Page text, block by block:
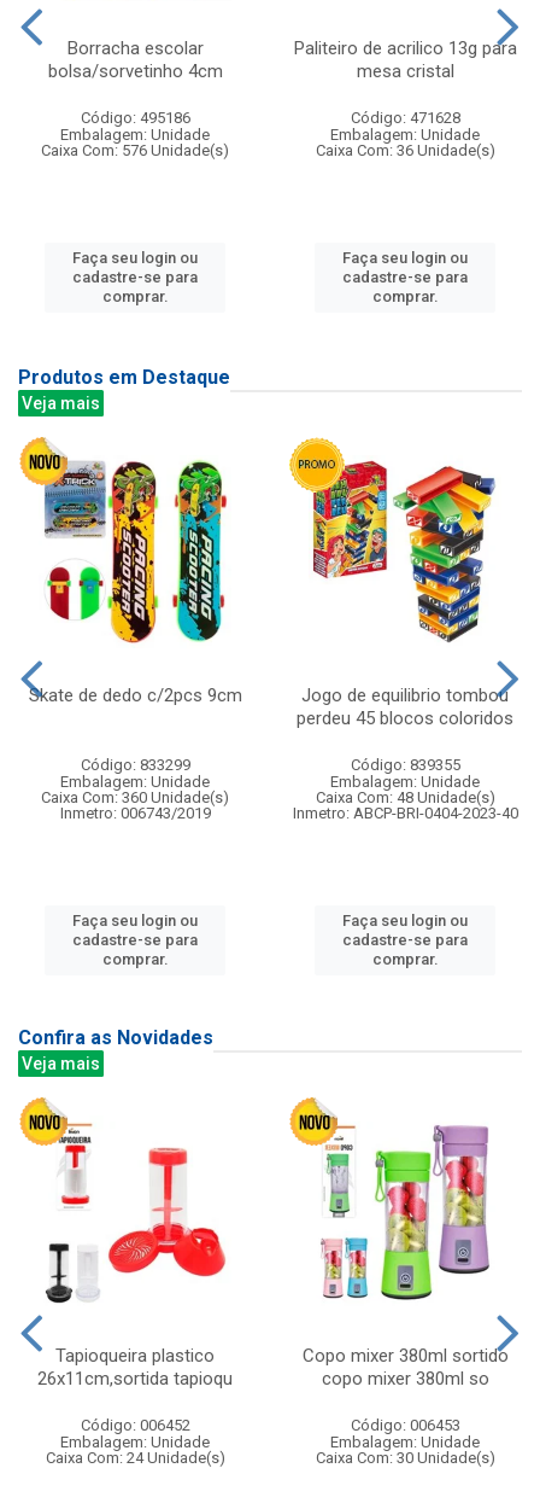
Borracha escolar
bolsa/sorvetinho 4cm
Código: 495186
Embalagem: Unidade
Caixa Com: 576 Unidade(s)
Faça seu login ou
cadastre-se para
comprar.
Paliteiro de acrilico 13g para
mesa cristal
Código: 471628
Embalagem: Unidade
Caixa Com: 36 Unidade(s)
Faça seu login ou
cadastre-se para
comprar.
Produtos em Destaque
Veja mais
Skate de dedo c/2pcs 9cm
Código: 833299
Embalagem: Unidade
Caixa Com: 360 Unidade(s)
Inmetro: 006743/2019
Faça seu login ou
cadastre-se para
comprar.
Jogo de equilibrio tombou
perdeu 45 blocos coloridos
Código: 839355
Embalagem: Unidade
Caixa Com: 48 Unidade(s)
Inmetro: ABCP-BRI-0404-2023-40
Faça seu login ou
cadastre-se para
comprar.
Confira as Novidades
Veja mais
Tapioqueira plastico
26x11cm,sortida tapioqu
Código: 006452
Embalagem: Unidade
Caixa Com: 24 Unidade(s)
Copo mixer 380ml sortido
copo mixer 380ml so
Código: 006453
Embalagem: Unidade
Caixa Com: 30 Unidade(s)